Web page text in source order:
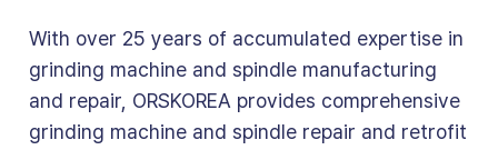
With over 25 years of accumulated expertise in
grinding machine and spindle manufacturing
and repair, ORSKOREA provides comprehensive
grinding machine and spindle repair and retrofit